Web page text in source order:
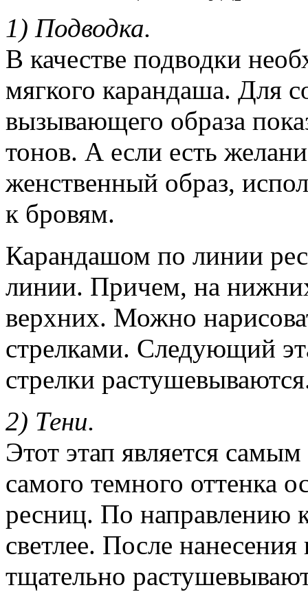
1) Подводка.
В качестве подводки
мягкого карандаша. Для
вызывающего образа
тонов. А если есть
женственный образ,
к бровям.
Карандашом по линии
линии. Причем, на
верхних. Можно
стрелками. Следующий
стрелки
2) Тени.
Этот этап является
самого темного оттенка
ресниц. По направлению
светлее. После
тщательно